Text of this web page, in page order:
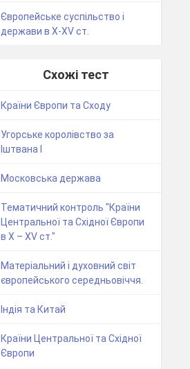
Європейське суспільство і
держави в X-XV ст.
Схожі тест
Країни Європи та Сходу
Угорське королівство за
Іштвана І
Московська держава
Тематичний контроль "Країни
Центральної та Східної Європи
в Х – ХV ст."
Матеріальний і духовний світ
європейського середньовіччя.
Індія та Китай
Країни Центральної та Східної
Європи